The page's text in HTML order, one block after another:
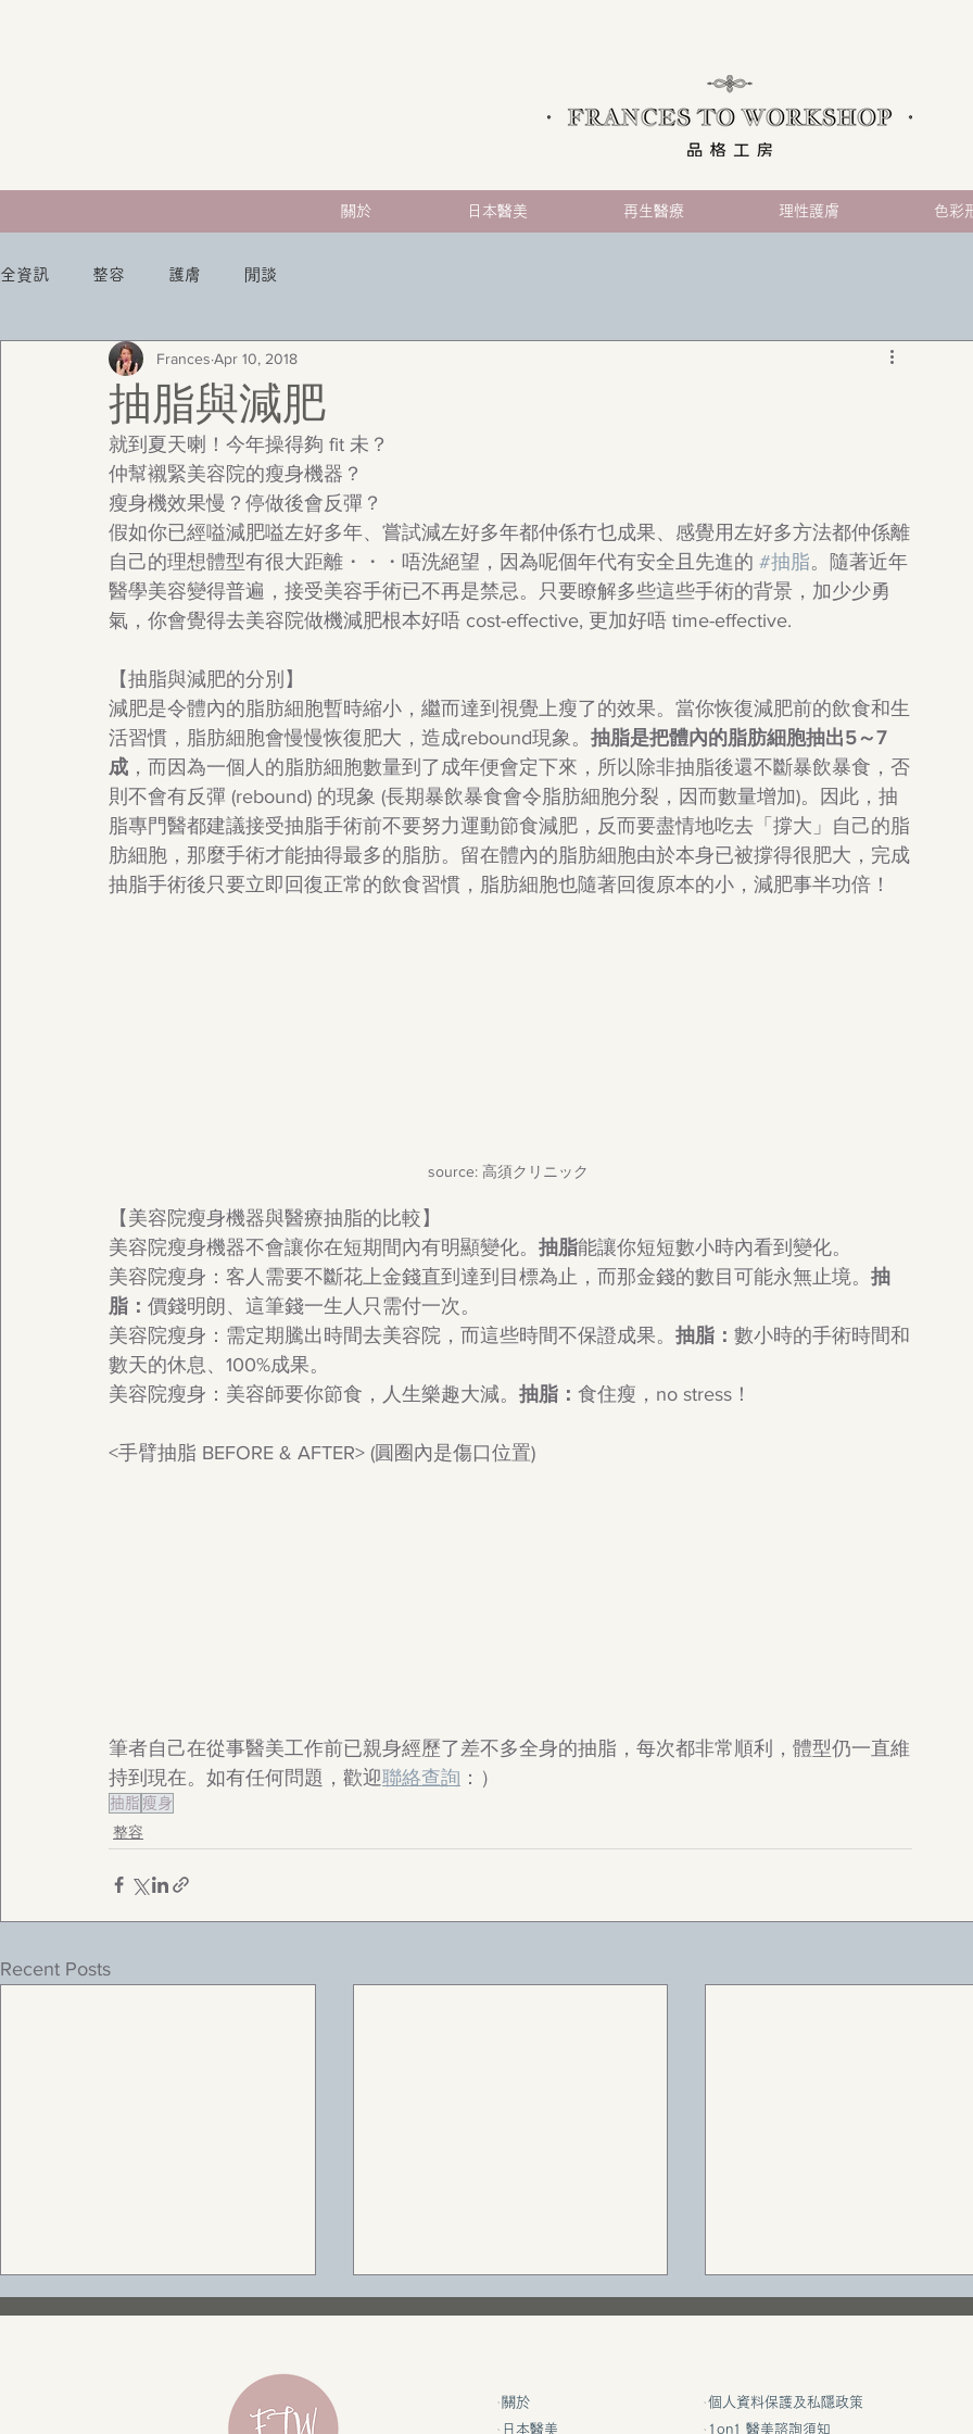
關於 日本醫美 再生醫療 理性護膚 色彩
全資訊 整容 護膚 閒談
抽脂與減肥
Frances Apr 10, 2018
就到夏天喇！今年操得夠 fit 未？
仲幫襯緊美容院的瘦身機器？
瘦身機效果慢？停做後會反彈？
假如你已經嗌減肥嗌左好多年、嘗試減左好多年都仲係冇乜成果、感覺用左好多方法都仲係離
自己的理想體型有很大距離・・・唔洗絕望，因為呢個年代有安全且先進的 #抽脂。隨著近年
醫學美容變得普遍，接受美容手術已不再是禁忌。只要瞭解多些這些手術的背景，加少少勇
氣，你會覺得去美容院做機減肥根本好唔 cost-effective, 更加好唔 time-effective.
【抽脂與減肥的分別】
減肥是令體內的脂肪細胞暫時縮小，繼而達到視覺上瘦了的效果。當你恢復減肥前的飲食和生
活習慣，脂肪細胞會慢慢恢復肥大，造成rebound現象。 抽脂是把體內的脂肪細胞抽出5～7
成 ，而因為一個人的脂肪細胞數量到了成年便會定下來，所以除非抽脂後還不斷暴飲暴食，否
則不會有反彈 (rebound) 的現象 (長期暴飲暴食會令脂肪細胞分裂，因而數量增加)。因此，抽
脂專門醫都建議接受抽脂手術前不要努力運動節食減肥，反而要盡情地吃去「撐大」自己的脂
肪細胞，那麼手術才能抽得最多的脂肪。留在體內的脂肪細胞由於本身已被撐得很肥大，完成
抽脂手術後只要立即回復正常的飲食習慣，脂肪細胞也隨著回復原本的小，減肥事半功倍！
source: 高須クリニック
【美容院瘦身機器與醫療抽脂的比較】
美容院瘦身機器不會讓你在短期間內有明顯變化。 抽脂能讓你短短數小時內看到變化。
美容院瘦身：客人需要不斷花上金錢直到達到目標為止，而那金錢的數目可能永無止境。 抽
脂： 價錢明朗、這筆錢一生人只需付一次。
美容院瘦身：需定期騰出時間去美容院，而這些時間不保證成果。 抽脂： 數小時的手術時間和
數天的休息、100%成果。
美容院瘦身：美容師要你節食，人生樂趣大減。 抽脂： 食住瘦，no stress！
<手臂抽脂 BEFORE & AFTER> (圓圈內是傷口位置)
筆者自己在從事醫美工作前已親身經歷了差不多全身的抽脂，每次都非常順利，體型仍一直維
持到現在。如有任何問題，歡迎聯絡查詢 ：）
抽脂 瘦身
整容
Recent Posts
我要大胸！
關於
日本醫美
個人資料保護及私隱政策
1on1 醫美諮詢須知